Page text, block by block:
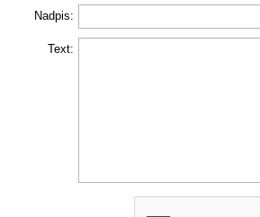
Nadpis:
Text: